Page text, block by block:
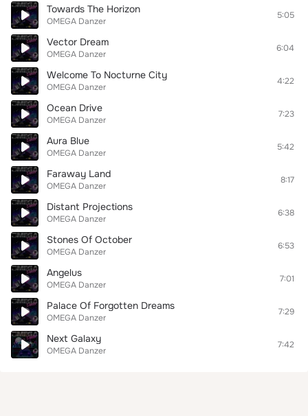
Towards The Horizon
OMEGA Danzer
5:05
Vector Dream
OMEGA Danzer
6:04
Welcome To Nocturne City
OMEGA Danzer
4:22
Ocean Drive
OMEGA Danzer
7:23
Aura Blue
OMEGA Danzer
5:42
Faraway Land
OMEGA Danzer
8:17
Distant Projections
OMEGA Danzer
6:38
Stones Of October
OMEGA Danzer
6:53
Angelus
OMEGA Danzer
7:01
Palace Of Forgotten Dreams
OMEGA Danzer
7:29
Next Galaxy
OMEGA Danzer
7:42